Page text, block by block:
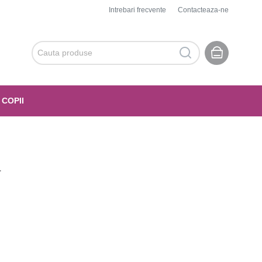
Intrebari frecvente Contacteaza-ne